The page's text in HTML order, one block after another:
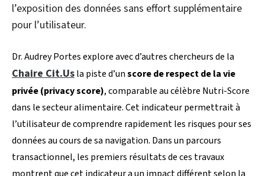
l’exposition des données sans effort supplémentaire
pour l’utilisateur.
Dr. Audrey Portes explore avec d’autres chercheurs de la
Chaire Cit.Usla piste d’unscore de respect de la vie
privée (privacy score), comparable au célèbre Nutri-Score
dans le secteur alimentaire. Cet indicateur permettrait à
l’utilisateur de comprendre rapidement les risques pour ses
données au cours de sa navigation. Dans un parcours
transactionnel, les premiers résultats de ces travaux
montrent que cet indicateur a un impact différent selon la